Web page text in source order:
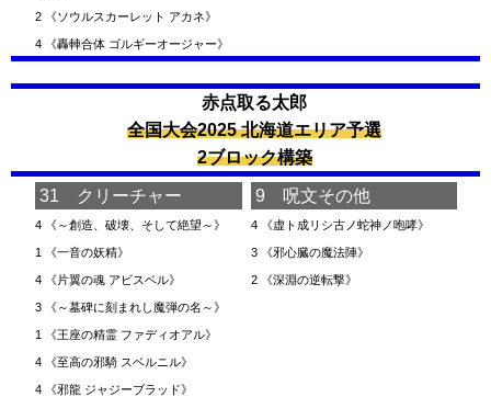
2 《ソウルスカーレット アカネ》
4 《轟䡛合体 ゴルギーオージャー》
赤点取る太郎
全国大会2025 北海道エリア予選
2ブロック構築
31 クリーチャー
4 《～創造、破壊、そして絶望～》
1 《一音の妖精》
4 《片翼の魂 アビスベル》
3 《～墓碑に刻まれし魔弾の名～》
1 《王座の精霊 ファディオアル》
4 《至高の邪騎 スベルニル》
4 《邪龍 ジャジーブラッド》
9 呪文その他
4 《虚ト成リシ古ノ蛇神ノ咆哮》
3 《邪心臓の魔法陣》
2 《深淵の逆転撃》